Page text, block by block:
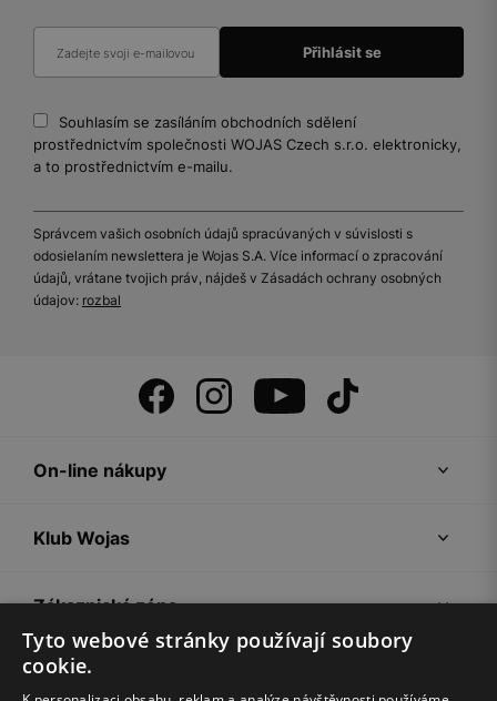
Souhlasím se zasíláním obchodních sdělení
prostřednictvím společnosti WOJAS Czech s.r.o. elektronicky,
a to prostřednictvím e-mailu.
Správcem vašich osobních údajů spracúvaných v súvislosti s
odosielaním newslettera je Wojas S.A. Více informací o zpracování
údajů, vrátane tvojich práv, nájdeš v Zásadách ochrany osobných
údajov: rozbal
On-line nákupy
Klub Wojas
Zákaznická zóna
Společnost Wojas
Tyto webové stránky používají soubory
cookie.